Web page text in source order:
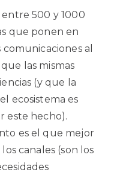
entre 500 y 1000
que ponen en
al
las mismas
(y que la
ecosistema es
este hecho).
es el que mejor
canales (son los